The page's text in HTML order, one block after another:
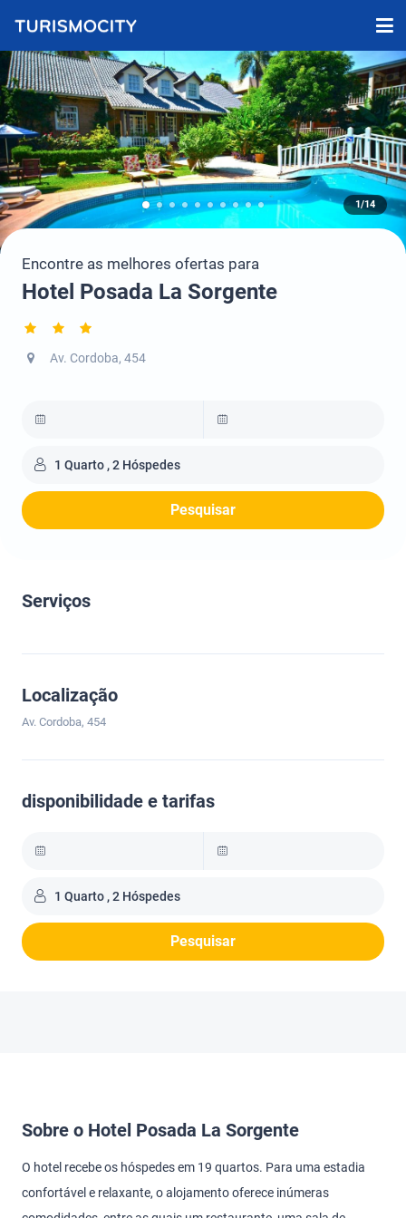
1/14
Encontre as melhores ofertas para
Hotel Posada La Sorgente
Av. Cordoba, 454
1 Quarto , 2 Hóspedes
Pesquisar
Serviços
Localização
Av. Cordoba, 454
disponibilidade e tarifas
1 Quarto , 2 Hóspedes
Pesquisar
Sobre o Hotel Posada La Sorgente
O hotel recebe os hóspedes em 19 quartos. Para uma estadia
confortável e relaxante, o alojamento oferece inúmeras